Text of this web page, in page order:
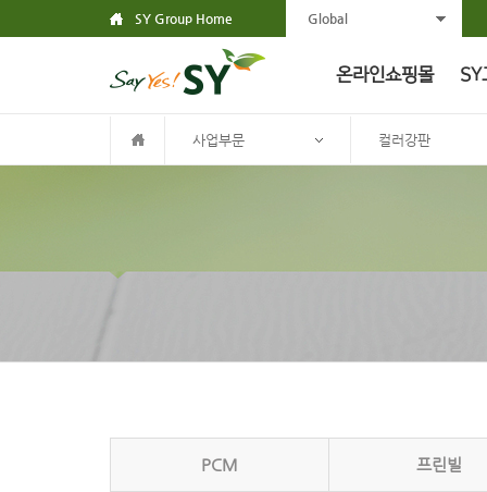
SY Group Home Global
온라인쇼핑몰 SY
사업부문 컬러강판
PCM 프린빌